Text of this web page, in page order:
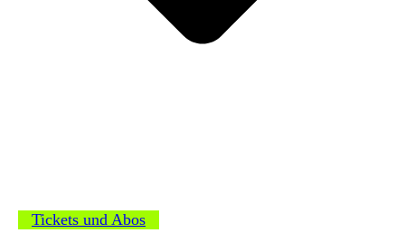
Tickets und Abos